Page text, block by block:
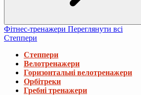
Фітнес-тренажери Переглянути всі
Степпери
Степпери
Велотренажери
Горизонтальні велотренажери
Орбітреки
Гребні тренажери